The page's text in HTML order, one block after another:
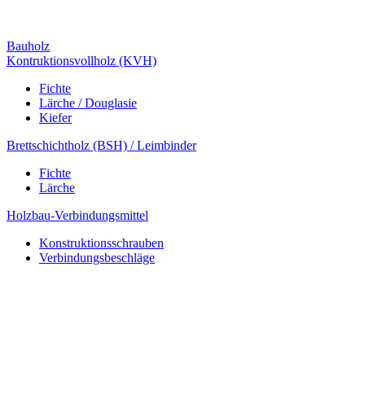
Bauholz
Kontruktionsvollholz (KVH)
Fichte
Lärche / Douglasie
Kiefer
Brettschichtholz (BSH) / Leimbinder
Fichte
Lärche
Holzbau-Verbindungsmittel
Konstruktionsschrauben
Verbindungsbeschläge